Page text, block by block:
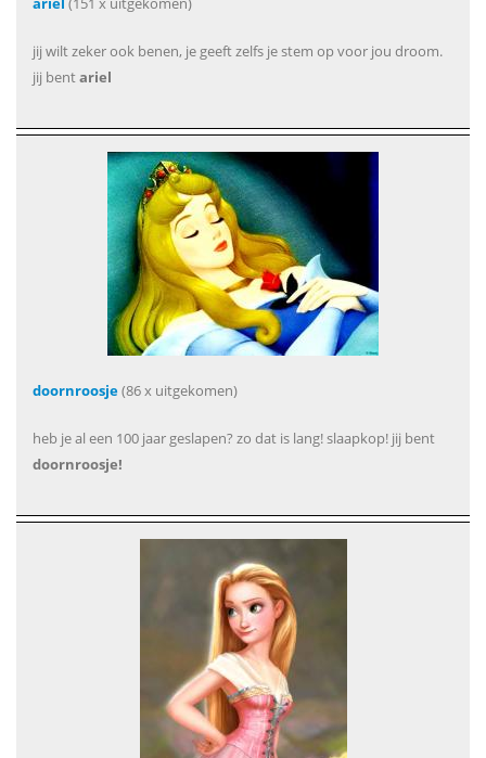
jij wilt zeker ook benen, je geeft zelfs je stem op voor jou droom.
jij bentariel
doornroosje(86 x uitgekomen)
heb je al een 100 jaar geslapen? zo dat is lang! slaapkop! jij bent
doornroosje!